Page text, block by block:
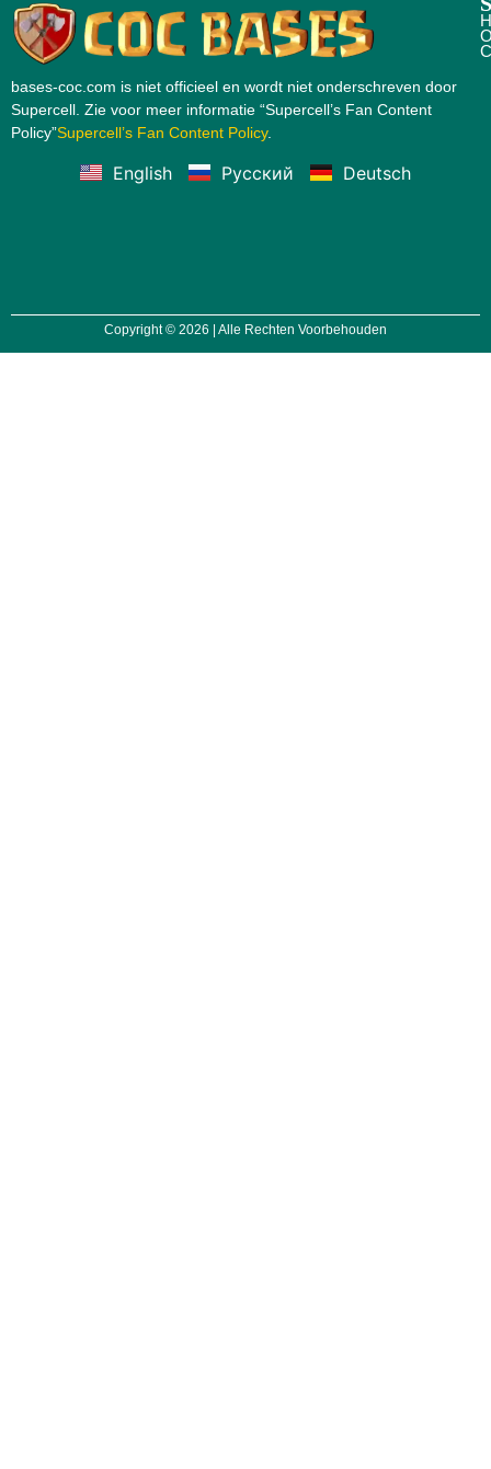
bases-coc.com is niet officieel en wordt niet onderschreven door
Supercell. Zie voor meer informatie “Supercell’s Fan Content
Policy”Supercell’s Fan Content Policy.
English Русский Deutsch
Copyright © 2026 | Alle Rechten Voorbehouden